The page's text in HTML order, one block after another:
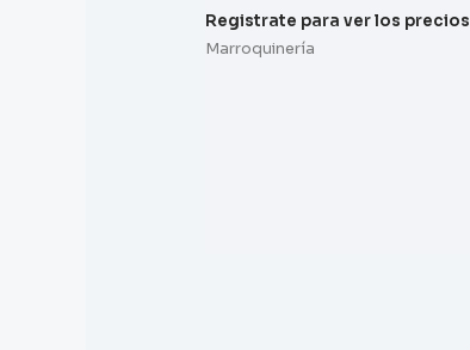
Registrate para ver los precios
Marroquinería